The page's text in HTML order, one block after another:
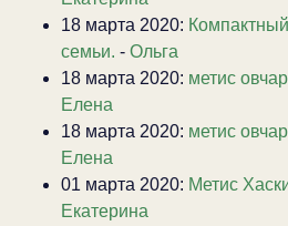
18 марта 2020:
семьи. - Ольга
18 марта 2020: метис
Елена
18 марта 2020: метис
Елена
01 марта 2020: Метис
Екатерина